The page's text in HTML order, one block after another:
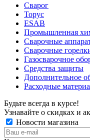
Сварог
Торус
ESAB
Промышленная
Сварочные
Сварочные
Газосварочное
Средства защиты
Дополнительное
Расходные
Будьте всегда в курсе!
Узнавайте о скидках и
Новости магазина